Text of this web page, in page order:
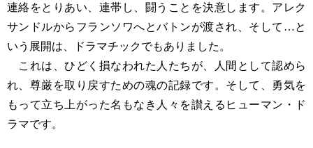
連絡をとりあい、連帯し、闘うことを決意します。アレク
サンドルからフランソワへとバトンが渡され、そして…と
いう展開は、ドラマチックでもありました。
これは、ひどく損なわれた人たちが、人間として認めら
れ、尊厳を取り戻すための魂の記録です。そして、勇気を
もって立ち上がった名もなき人々を讃えるヒューマン・ド
ラマです。